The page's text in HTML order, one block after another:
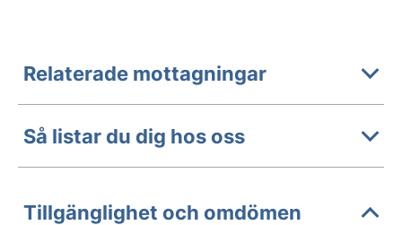
Relaterade mottagningar
Så listar du dig hos oss
Tillgänglighet och omdömen